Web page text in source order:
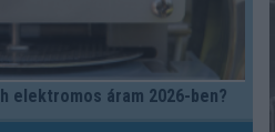
elektromos áram 2026-ben?